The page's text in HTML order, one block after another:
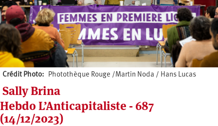
Crédit Photo Photothèque Rouge /Martin Noda / Hans Lucas
Sally Brina
Hebdo L’Anticapitaliste - 687
(14/12/2023)